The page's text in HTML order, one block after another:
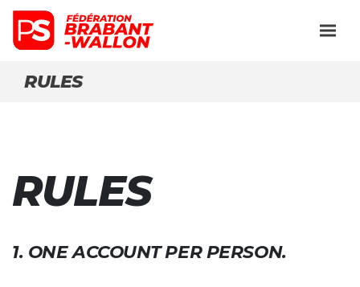
RULES
RULES
1. ONE ACCOUNT PER PERSON.